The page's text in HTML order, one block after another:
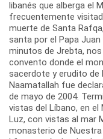
libanés que alberga el
frecuentemente
muerte de Santa
santa por el Papa
minutos de Jrebta,
convento donde el
sacerdote y erudito de
Naamatallah fue
de mayo de 2004.
vistas del Líbano, en
Luz, con vistas al mar
monasterio de